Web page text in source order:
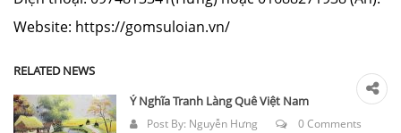
Website: https://gomsuloian.vn/
RELATED NEWS
Ý Nghĩa Tranh Làng Quê Việt Nam
Post By: Nguyễn Hưng 0 Comments